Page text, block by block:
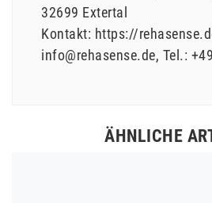
32699 Extertal
Kontakt: https://
info@rehasense.de Tel.:
ÄHNLICHE